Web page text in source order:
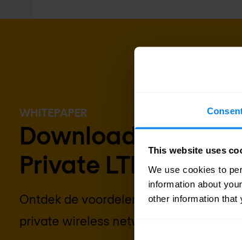
This website uses
We use cookies to
information about
other information that
WHITEPAPER
Download de
Private LTE
Ontdek de voordelen van private LTE
private wireless netwerken.